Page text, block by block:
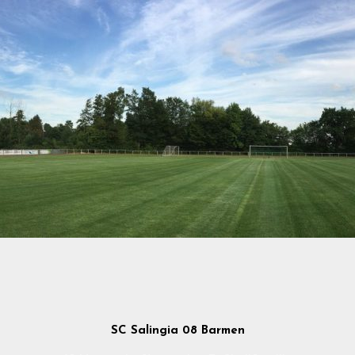
SC Salingia 08 Barmen